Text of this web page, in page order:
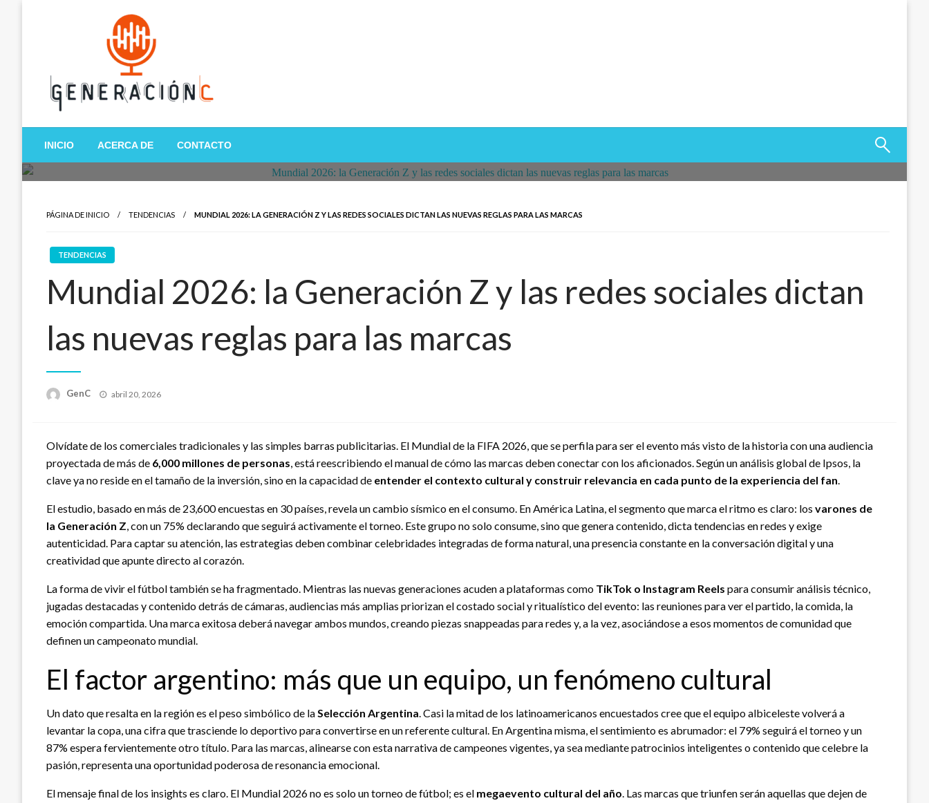
Generación C
INICIO ACERCA DE CONTACTO
PÁGINA DE INICIO TENDENCIAS MUNDIAL 2026: LA GENERACIÓN Z Y LAS REDES SOCIALES DICTAN LAS NUEVAS REGLAS PARA LAS MARCAS
TENDENCIAS
Mundial 2026: la Generación Z y las redes sociales dictan
las nuevas reglas para las marcas
GenC
Publicado
abril 20, 2026
Olvídate de los comerciales tradicionales y las simples barras publicitarias. El Mundial de la FIFA 2026, que se perfila para ser el evento más visto de la historia con una audiencia
proyectada de más de 6,000 millones de personas, está reescribiendo el manual de cómo las marcas deben conectar con los aficionados. Según un análisis global de Ipsos, la
clave ya no reside en el tamaño de la inversión, sino en la capacidad de entender el contexto cultural y construir relevancia en cada punto de la experiencia del fan.
El estudio, basado en más de 23,600 encuestas en 30 países, revela un cambio sísmico en el consumo. En América Latina, el segmento que marca el ritmo es claro: los varones de
la Generación Z, con un 75% declarando que seguirá activamente el torneo. Este grupo no solo consume, sino que genera contenido, dicta tendencias en redes y exige
autenticidad. Para captar su atención, las estrategias deben combinar celebridades integradas de forma natural, una presencia constante en la conversación digital y una
creatividad que apunte directo al corazón.
La forma de vivir el fútbol también se ha fragmentado. Mientras las nuevas generaciones acuden a plataformas como TikTok o Instagram Reels para consumir análisis técnico,
jugadas destacadas y contenido detrás de cámaras, audiencias más amplias priorizan el costado social y ritualístico del evento: las reuniones para ver el partido, la comida, la
emoción compartida. Una marca exitosa deberá navegar ambos mundos, creando piezas snappeadas para redes y, a la vez, asociándose a esos momentos de comunidad que
definen un campeonato mundial.
El factor argentino: más que un equipo, un fenómeno cultural
Un dato que resalta en la región es el peso simbólico de laSelección Argentina. Casi la mitad de los latinoamericanos encuestados cree que el equipo albiceleste volverá a
levantar la copa, una cifra que trasciende lo deportivo para convertirse en un referente cultural. En Argentina misma, el sentimiento es abrumador: el 79% seguirá el torneo y un
87% espera fervientemente otro título. Para las marcas, alinearse con esta narrativa de campeones vigentes, ya sea mediante patrocinios inteligentes o contenido que celebre la
pasión, representa una oportunidad poderosa de resonancia emocional.
El mensaje final de los insights es claro. El Mundial 2026 no es solo un torneo de fútbol; es el megaevento cultural del año. Las marcas que triunfen serán aquellas que dejen de